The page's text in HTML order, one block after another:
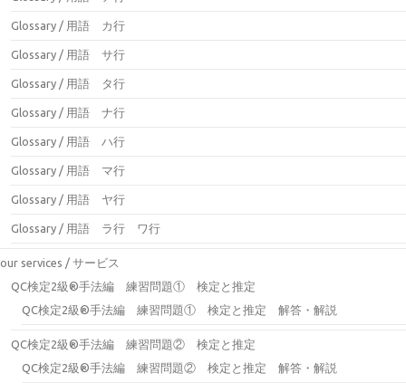
Glossary / 用語 カ行
Glossary / 用語 サ行
Glossary / 用語 タ行
Glossary / 用語 ナ行
Glossary / 用語 ハ行
Glossary / 用語 マ行
Glossary / 用語 ヤ行
Glossary / 用語 ラ行 ワ行
our services / サービス
QC検定2級®手法編 練習問題① 検定と推定
QC検定2級®手法編 練習問題① 検定と推定 解答・解説
QC検定2級®手法編 練習問題② 検定と推定
QC検定2級®手法編 練習問題② 検定と推定 解答・解説